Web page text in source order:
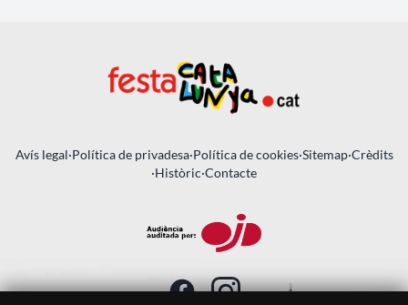
Avís legal·Política de privadesa·Política de cookies·Sitemap·Crèdits
·Històric·Contacte